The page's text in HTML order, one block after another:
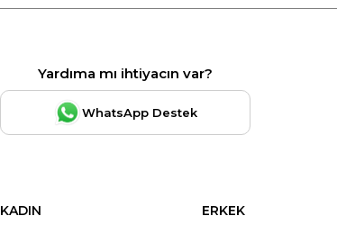
Yardıma mı ihtiyacın var?
WhatsApp Destek
KADIN
ERKEK